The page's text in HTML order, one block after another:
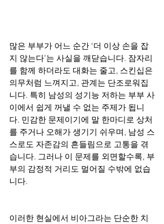
많은 부부가 어느 순간 ‘더 이상 손을 잡
지 않는다’는 사실을 깨닫습니다. 잠자리
를 함께 하더라도 대화는 줄고, 스킨십은
의무처럼 느껴지고, 관계는 단조로워집
니다. 특히 남성의 성기능 저하는 부부 사
이에서 쉽게 꺼낼 수 없는 주제가 됩니
다. 민감한 문제이기에 말 한마디로 상처
를 주거나 오해가 생기기 쉬우며, 남성 스
스로도 자존감의 흔들림으로 고통을 겪
습니다. 그러나 이 문제를 외면할수록, 부
부의 감정적 거리도 멀어질 수밖에 없습
니다.
이러한 현실에서 비아그라는 단순한 치